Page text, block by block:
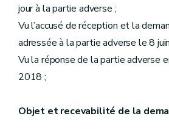
jour à la partie adverse ;
Vu l’accusé de réception et la
adressée à la partie adverse le 8
Vu la réponse de la partie adverse
2018 ;
Objet et recevabilité de la